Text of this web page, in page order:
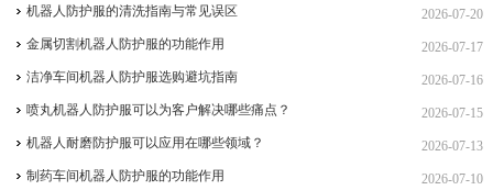
2026-07-20
机器人防护服的清洗指南与常见误区
2026-07-17
金属切割机器人防护服的功能作用
2026-07-16
洁净车间机器人防护服选购避坑指南
2026-07-15
喷丸机器人防护服可以为客户解决哪些痛点？
2026-07-13
机器人耐磨防护服可以应用在哪些领域？
2026-07-10
制药车间机器人防护服的功能作用